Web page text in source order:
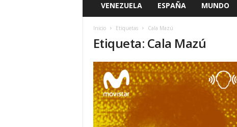
VENEZUELA ESPAÑA MUNDO
Inicio Etiquetas Cala Mazú
Etiqueta: Cala Mazú